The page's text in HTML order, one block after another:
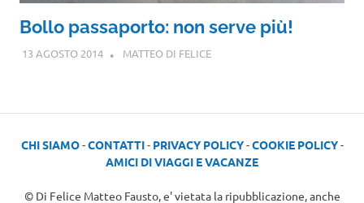
Bollo passaporto: non serve più!
13 AGOSTO 2014 MATTEO DI FELICE
CHI SIAMO-CONTATTI- PRIVACY POLICY-COOKIE POLICY-
AMICI DI VIAGGI E VACANZE
© Di Felice Matteo Fausto, e' vietata la ripubblicazione, anche